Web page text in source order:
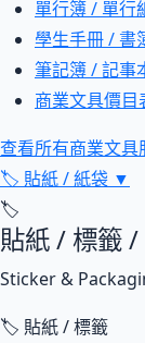
單行簿 / 單行
學生手冊 / 書
筆記簿 / 記事
商業文具價目
查看所有商業文
🏷 貼紙 / 紙袋 ▼
🏷
貼紙 / 標籤
Sticker &
🏷 貼紙 / 標籤